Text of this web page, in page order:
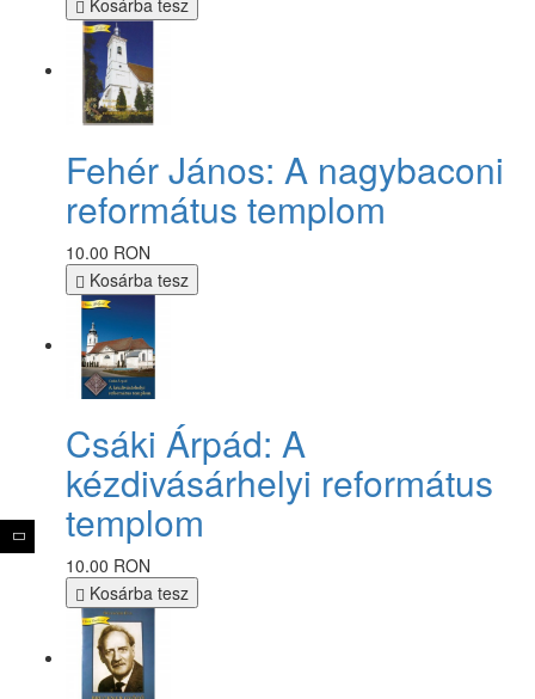
Kosárba tesz
Fehér János: A nagybaconi
református templom
10.00 RON
Kosárba tesz
Csáki Árpád: A
kézdivásárhelyi református
templom
10.00 RON
Kosárba tesz